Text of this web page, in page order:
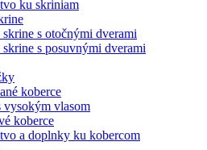
ku skriniam
skrine s otočnými dverami
skrine s posuvnými dverami
koberce
vysokým vlasom
koberce
a doplnky ku kobercom